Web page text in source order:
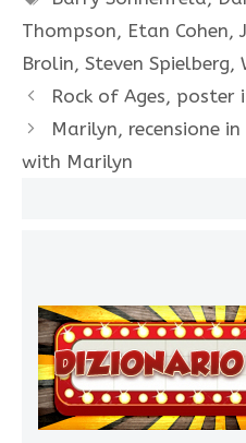
Thompson, Etan Cohen,
Brolin, Steven Spielberg,
Rock of Ages, poster
Marilyn, recensione
with Marilyn